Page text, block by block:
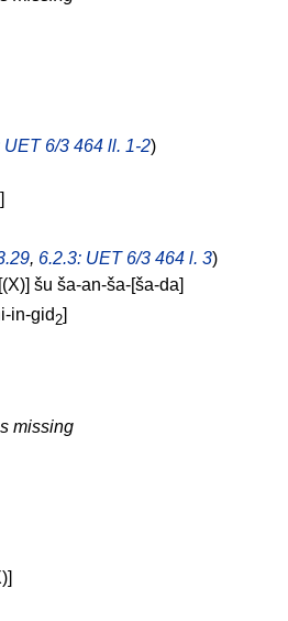
UET 6/3 464 ll. 1-2)
]
, 6.2.3: UET 6/3 464 l. 3)
(X)] šu ša-an-ša-[ša-da]
in-gid 2]
missing
]